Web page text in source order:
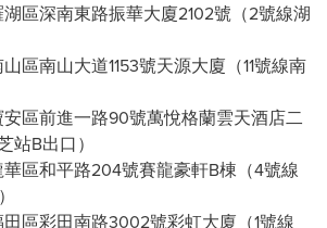
區深南東路振華大廈2102號（2號線湖
區南山大道1153號天源大廈（11號線南
安區前進一路90號萬悅格蘭雲天酒店二
站B出口）
區和平路204號賽龍豪軒B棟（4號線
區彩田南路3002號彩虹大廈（1號線